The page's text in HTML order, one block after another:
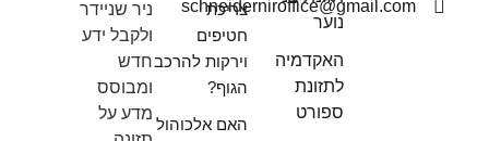
schneiderniroffice@gmail.com
נוער
האקדמיה
לתזונת
ספורט
צריכת
חטיפים
וירקות להרכב
הגוף?
האם אלכוהול
ניר שניידר
ולקבל ידע
חדש
ומבוסס
מדע על